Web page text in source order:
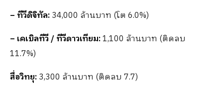
– ทีวีดิจิทัล:34,000 ล้านบาท (โต 6.0%)
– เคเบิลทีวี / ทีวีดาวเทียม:1,100 ล้านบาท (ติดลบ
11.7%)
สื่อวิทยุ:3,300 ล้านบาท (ติดลบ 7.7)